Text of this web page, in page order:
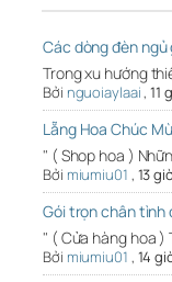
Các dòng đèn
Trong xu hướng
Bởi nguoiaylaai,11
Lẵng Hoa Chúc
" ( Shop hoa )
Bởi miumiu01 , 13
Gói trọn chân tình
" ( Cửa hàng hoa )
Bởi miumiu01 , 14